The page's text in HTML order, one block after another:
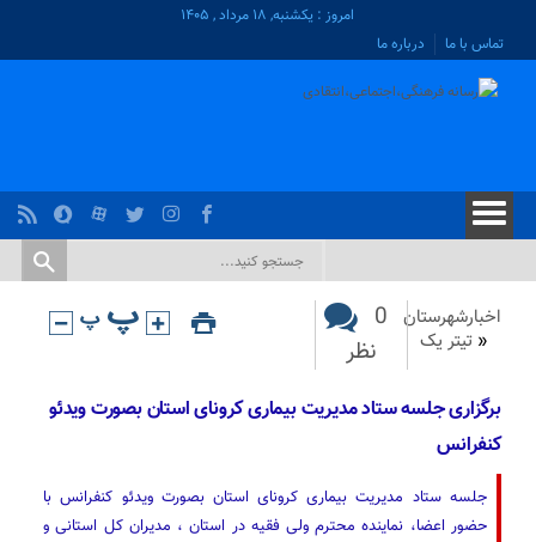
امروز : یکشنبه, ۱۸ مرداد , ۱۴۰۵
تماس با ما
درباره ما
اخبارشهرستان
« تیتر یک
0
نظر
برگزاری جلسه ستاد مدیریت بیماری کرونای استان بصورت ویدئو
کنفرانس
جلسه ستاد مدیریت بیماری کرونای استان بصورت ویدئو کنفرانس با
حضور اعضا، نماینده محترم ولی فقیه در استان ، مدیران کل استانی و